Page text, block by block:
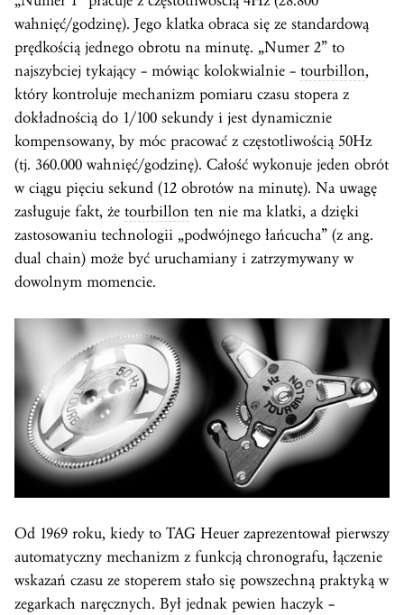
wahnięć/godzinę). Jego klatka obraca się ze standardową
prędkością jednego obrotu na minutę. „Numer 2” to
najszybciej tykający – mówiąc kolokwialnie – tourbillon,
który kontroluje mechanizm pomiaru czasu stopera z
dokładnością do 1/100 sekundy i jest dynamicznie
kompensowany, by móc pracować z częstotliwością 50Hz
(tj. 360.000 wahnięć/godzinę). Całość wykonuje jeden obrót
w ciągu pięciu sekund (12 obrotów na minutę). Na uwagę
zasługuje fakt, że tourbillon ten nie ma klatki, a dzięki
zastosowaniu technologii „podwójnego łańcucha” (z ang.
dual chain) może być uruchamiany i zatrzymywany w
dowolnym momencie.
Od 1969 roku, kiedy to TAG Heuer zaprezentował pierwszy
automatyczny mechanizm z funkcją chronografu, łączenie
wskazań czasu ze stoperem stało się powszechną praktyką w
zegarkach naręcznych. Był jednak pewien haczyk –